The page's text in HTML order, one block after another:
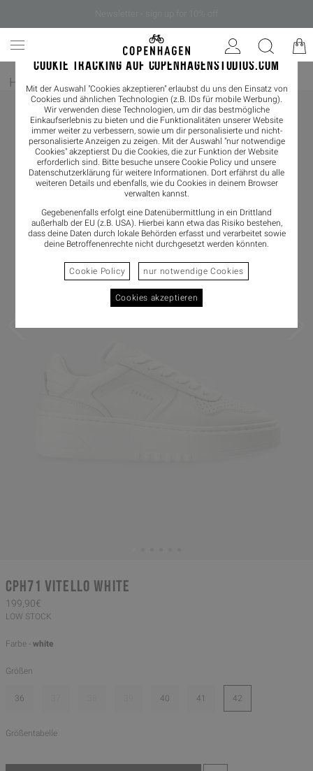
COOKIE TRACKING AUF COPENHAGENSTUDIOS.COM
Mit der Auswahl "Cookies akzeptieren" erlaubst du uns den Einsatz von
Cookies und ähnlichen Technologien (z.B. IDs für mobile Werbung).
Wir verwenden diese Technologien, um dir das bestmögliche
Einkaufserlebnis zu bieten und die Funktionalitäten unserer Website
immer weiter zu verbessern, sowie um dir personalisierte und nicht-
personalisierte Anzeigen zu zeigen. Mit der Auswahl "nur notwendige
Cookies" akzeptierst Du die Cookies, die zur Funktion der Website
erforderlich sind. Bitte besuche unsere Cookie Policy und unsere
Datenschutzerklärung für weitere Informationen. Dort erfährst du alle
weiteren Details und ebenfalls, wie du Cookies in deinem Browser
verwalten kannst.
Gegebenenfalls erfolgt eine Datenübermittlung in ein Drittland
außerhalb der EU (z.B. USA). Hierbei kann etwa das Risiko bestehen,
dass deine Daten durch lokale Behörden erfasst und verarbeitet sowie
deine Betroffenenrechte nicht durchgesetzt werden könnten.
Cookie Policy nur notwendige Cookies
Cookies akzeptieren
Home / Damen/ Sneaker Sneaker Low
CPH71 vitello white
199,90€
LOW STOCK
Farbe - white
Größen
36 40 41 42
Größentabelle